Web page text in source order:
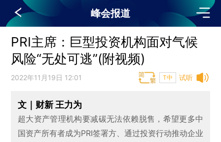
峰会报道
PRI主席：巨型投资机构面对气候
风险“无处可逃”(附视频)
试听
2022年11月19日 12:01 T中
文｜财新 王力为
超大资产管理机构要减碳无法依赖脱售，希望更多中
国资产所有者成为PRI签署方、通过投资行动推动企业